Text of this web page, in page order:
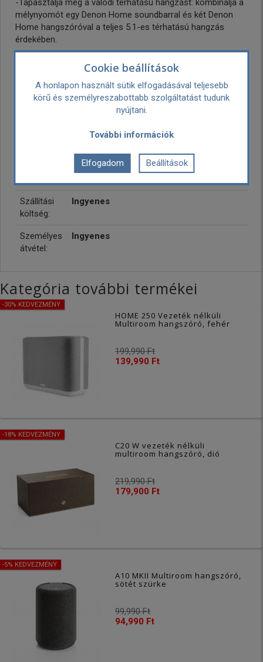
-Tapasztalja meg a valódi térhatású hangzást: kombinálja a
mélynyomót egy Denon Home soundbarral és két Denon
Home hangszóróval a teljes 5.1-es térhatású hangzás
érdekében.
Denon
Kereskedelmi név: D&M Holdings Inc.
Postai cím: 2-1 Nisshin-cho, Kawasaki-ku,
Kawasaki, Kanagawa, 210-8569, Japan
Weboldal: https://www.denon.com
B.V. Oude Stadsgracht 1, 5611 DD Eindhoven,
Szállítási
költség:
Ingyenes
Személyes
átvétel:
Ingyenes
Kategória további termékei
-30% KEDVEZMÉNY
HOME 250 Vezeték nélküli
Multiroom hangszóró, fehér
199,990 Ft
139,990 Ft
-18% KEDVEZMÉNY
C20 W vezeték nélküli
multiroom hangszóró, dió
219,990 Ft
179,900 Ft
-5% KEDVEZMÉNY
A10 MKII Multiroom hangszóró,
sötét szürke
99,990 Ft
94,990 Ft
Cookie beállítások
A honlapon használt sütik elfogadásával teljesebb
körű és személyreszabottabb szolgáltatást tudunk
nyújtani.
További információk
Elfogadom Beállítások